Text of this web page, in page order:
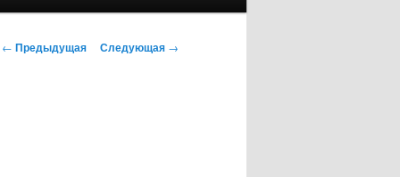
Навигация
← Предыдущая Следующая →